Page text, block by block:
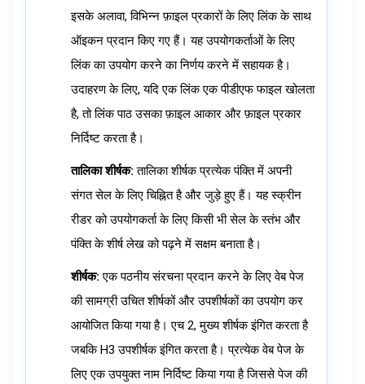
इसके अलावा, विभिन्न फ़ाइल प्रकारों के लिए लिंक के साथ
ऑइकन प्रदान किए गए हैं। यह उपयोगकर्ताओं के लिए
लिंक का उपयोग करने का निर्णय करने में सहायक है।
उदाहरण के लिए, यदि एक लिंक एक पीडीएफ फाइल खोलता
है, तो लिंक पाठ उसका फ़ाइल आकार और फ़ाइल प्रकार
निर्दिष्ट करता है।
तालिका शीर्षक: तालिका शीर्षक प्रत्येक पंक्ति में अपनी
संगत सेल के लिए चिह्नित है और जुड़े हुए हैं। यह स्क्रीन
रीडर को उपयोगकर्ता के लिए किसी भी सेल के स्तंभ और
पंक्ति के शीर्ष लेख को पढ़ने में सक्षम बनाता है।
शीर्षक: एक पठनीय संरचना प्रदान करने के लिए वेब पेज
की सामग्री उचित शीर्षकों और उपशीर्षकों का उपयोग कर
आयोजित किया गया है। एच 2, मुख्य शीर्षक इंगित करता है
जबकि H3 उपशीर्षक इंगित करता है। प्रत्येक वेब पेज के
लिए एक उपयुक्त नाम निर्दिष्ट किया गया है जिससे पेज की